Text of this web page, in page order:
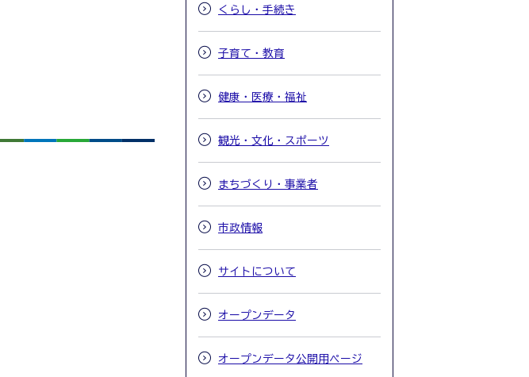
くらし・手続き
子育て・教育
健康・医療・福祉
観光・文化・スポーツ
まちづくり・事業者
市政情報
サイトについて
オープンデータ
オープンデータ公開用ページ